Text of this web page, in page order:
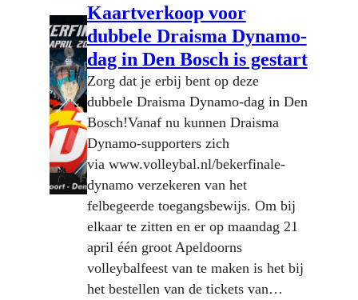
Kaartverkoop voor
dubbele Draisma Dynamo-
dag in Den Bosch is gestart
Zorg dat je erbij bent op deze
dubbele Draisma Dynamo-dag in Den
Bosch!Vanaf nu kunnen Draisma
Dynamo-supporters zich
via www.volleybal.nl/bekerfinale-
dynamo verzekeren van het
felbegeerde toegangsbewijs. Om bij
elkaar te zitten en er op maandag 21
april één groot Apeldoorns
volleybalfeest van te maken is het bij
het bestellen van de tickets van…